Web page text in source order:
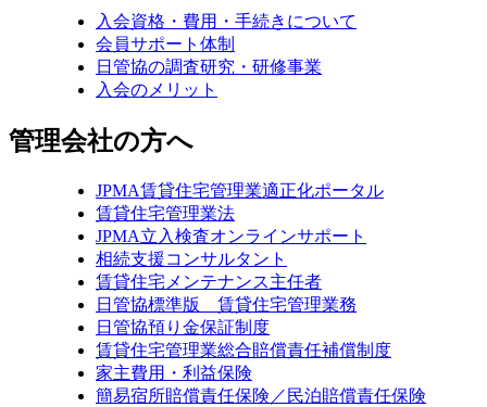
入会資格・費用・手続きについて
会員サポート体制
日管協の調査研究・研修事業
入会のメリット
管理会社の方へ
JPMA賃貸住宅管理業適正化ポータル
賃貸住宅管理業法
JPMA立入検査オンラインサポート
相続支援コンサルタント
賃貸住宅メンテナンス主任者
日管協標準版 賃貸住宅管理業務
日管協預り金保証制度
賃貸住宅管理業総合賠償責任補償制度
家主費用・利益保険
簡易宿所賠償責任保険／民泊賠償責任保険